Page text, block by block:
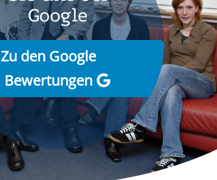
Google
Zu den Google
Bewertungen